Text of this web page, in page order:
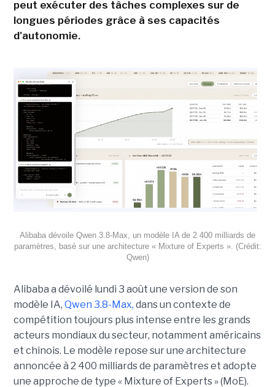
peut exécuter des tâches complexes sur de
longues périodes grâce à ses capacités
d'autonomie.
Alibaba dévoile Qwen 3.8-Max, un modèle IA de 2 400 milliards de
paramètres, basé sur une architecture « Mixture of Experts ». (Crédit:
Qwen)
Alibaba a dévoilé lundi 3 août une version de son
modèle IA, Qwen 3.8-Max, dans un contexte de
compétition toujours plus intense entre les grands
acteurs mondiaux du secteur, notamment américains
et chinois. Le modèle repose sur une architecture
annoncée à 2 400 milliards de paramètres et adopte
une approche de type « Mixture of Experts » (MoE).